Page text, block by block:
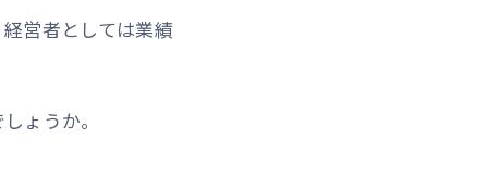
営者としては業績
ょうか。